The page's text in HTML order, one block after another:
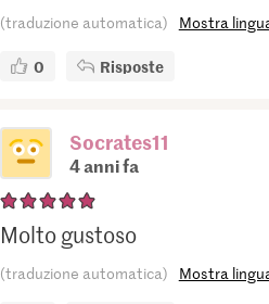
(traduzione automatica) Mostra
0 Risposte
Socrates11
4 anni fa
Molto gustoso
(traduzione automatica) Mostra